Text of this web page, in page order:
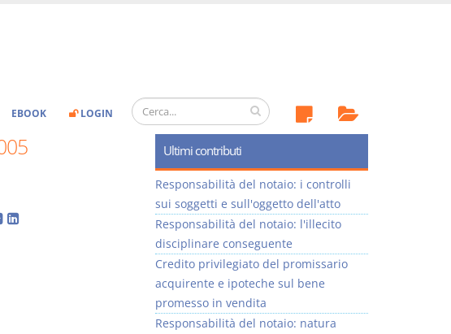
EBOOK LOGIN
Ultimi contributi
Responsabilità del notaio: i controlli
sui soggetti e sull'oggetto dell'atto
Responsabilità del notaio: l'illecito
disciplinare conseguente
Credito privilegiato del promissario
acquirente e ipoteche sul bene
promesso in vendita
Responsabilità del notaio: natura